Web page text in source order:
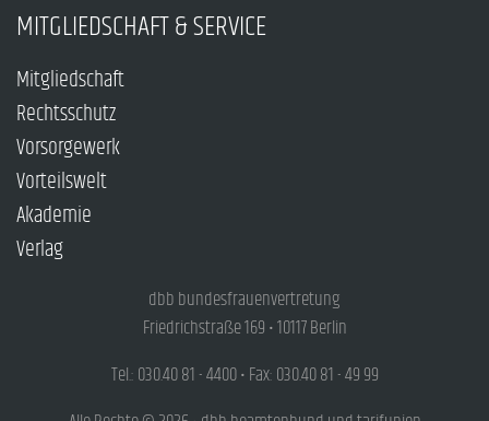
MITGLIEDSCHAFT & SERVICE
Mitgliedschaft
Rechtsschutz
Vorsorgewerk
Vorteilswelt
Akademie
Verlag
dbb bundesfrauenvertretung
Friedrichstraße 169 • 10117 Berlin
Tel.: 030.40 81 - 4400 • Fax: 030.40 81 - 49 99